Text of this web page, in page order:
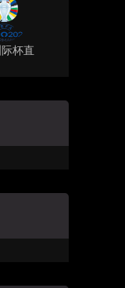
杯直